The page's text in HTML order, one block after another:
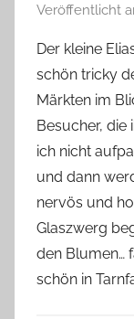
Veröffentlicht
Der kleine
schön tricky
Märkten im
Besucher, die
ich nicht
und dann
nervös und
Glaszwerg
den Blumen…
schön in